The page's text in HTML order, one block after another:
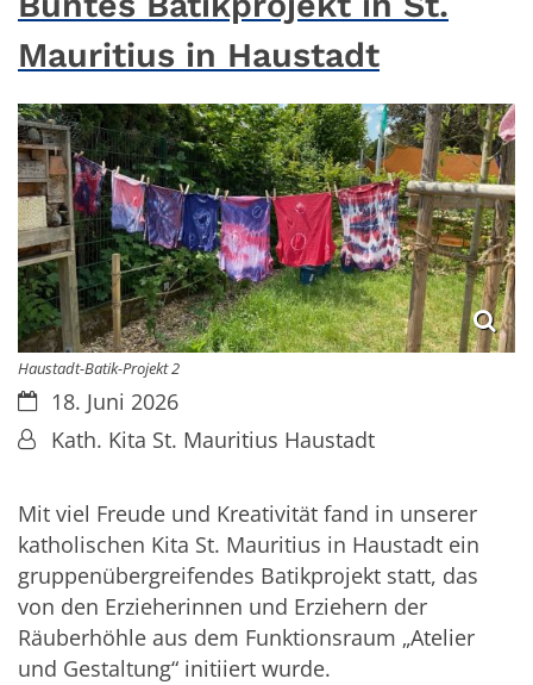
Mauritius in Haustadt
Haustadt-Batik-Projekt 2
Datum:18. Juni 2026
Von:Kath. Kita St. Mauritius Haustadt
Mit viel Freude und Kreativität fand in unserer
katholischen Kita St. Mauritius in Haustadt ein
gruppenübergreifendes Batikprojekt statt, das
von den Erzieherinnen und Erziehern der
Räuberhöhle aus dem Funktionsraum „Atelier
und Gestaltung“ initiiert wurde.